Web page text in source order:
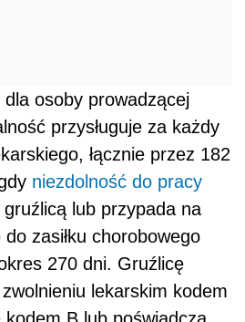
dla osoby prowadzącej
przysługuje za każdy
łącznie przez 182
niezdolność do pracy
lub przypada na
do zasiłku chorobowego
270 dni. Gruźlicę
lekarskim kodem
B lub poświadcza